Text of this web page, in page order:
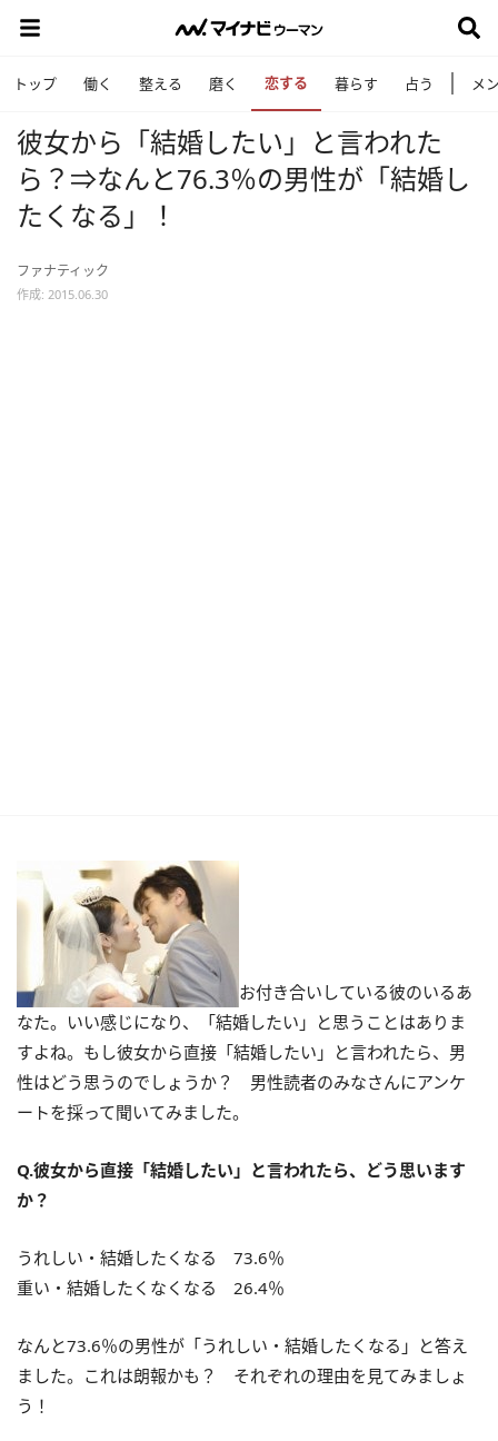
トップ 働く 整える 磨く 恋する 暮らす 占う メ
彼女から「結婚したい」と言われた
ら？⇒なんと76.3％の男性が「結婚し
たくなる」！
ファナティック
作成: 2015.06.30
お付き合いしている彼のいるあ
なた。いい感じになり、「結婚したい」と思うことはありま
すよね。もし彼女から直接「結婚したい」と言われたら、男
性はどう思うのでしょうか？ 男性読者のみなさんにアンケ
ートを採って聞いてみました。
Q.彼女から直接「結婚したい」と言われたら、どう思います
か？
うれしい・結婚したくなる 73.6％
重い・結婚したくなくなる 26.4％
なんと73.6％の男性が「うれしい・結婚したくなる」と答え
ました。これは朗報かも？ それぞれの理由を見てみましょ
う！